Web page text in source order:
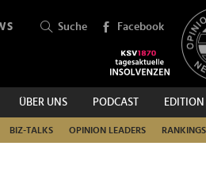
Suche Facebook
ÜBER UNS PODCAST EDITION
BIZ-TALKS OPINION LEADERS RANKINGS
SUCHEN